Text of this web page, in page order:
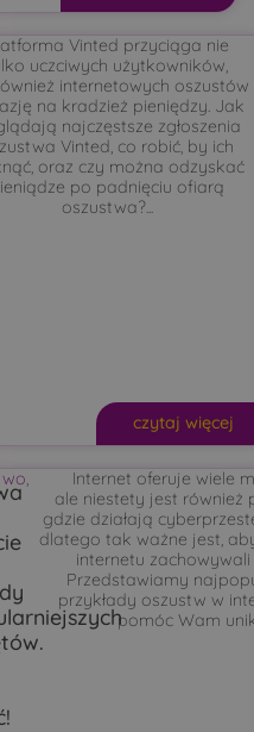
Vinted przyciąga nie
uczciwych użytkowników,
internetowych oszustów
na kradzież pieniędzy. Jak
najczęstsze zgłoszenia
Vinted, co robić, by ich
oraz czy można odzyskać
po padnięciu ofiarą
oszustwa?...
czytaj więcej
,
Internet oferuje wiele
ale niestety jest również
gdzie działają
dlatego tak ważne jest,
internetu zachowywali
Przedstawiamy
przykłady oszustw w
pomóc Wam